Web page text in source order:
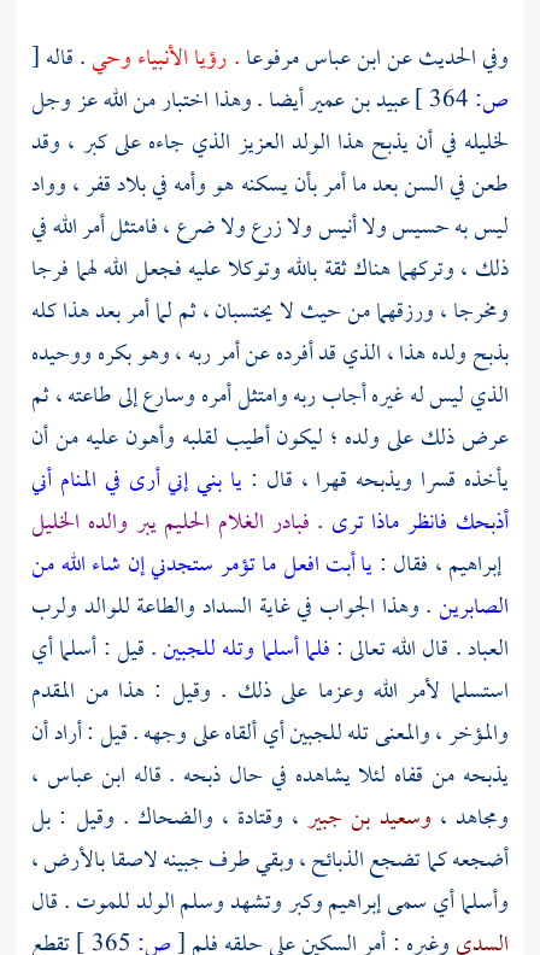
وفي الحديث عنابن عباسمرفوعا. رؤيا الأنبياء وحي. قاله[
ص:
عبيدبن عميرأيضا . وهذا اختبار من الله عز وجل
لخليله في أن يذبح هذا الولد العزيز الذي جاءه على كبر ، وقد
طعن في السن بعد ما أمر بأن يسكنه هو وأمه في بلاد قفر ، وواد
ليس به حسيس ولا أنيس ولا زرع ولا ضرع ، فامتثل أمر الله في
ذلك ، وتركهما هناك ثقة بالله وتوكلا عليه فجعل الله لهما فرجا
ومخرجا ، ورزقهما من حيث لا يحتسبان ، ثم لما أمر بعد هذا كله
بذبح ولده هذا ، الذي قد أفرده عن أمر ربه ، وهو بكره ووحيده
الذي ليس له غيره أجاب ربه وامتثل أمره وسارع إلى طاعته ، ثم
عرض ذلك على ولده ؛ ليكون أطيب لقلبه وأهون عليه من أن
يأخذه قسرا ويذبحه قهرا ، قال : يا بني إني أرى في المنام أني
أذبحك فانظر ماذا ترى . فبادر الغلام الحليم يبر والده الخليل
إبراهيم، فقال :يا أبت افعل ما تؤمر ستجدني إن شاء الله من
الصابرين. وهذا الجواب في غاية السداد والطاعة للوالد ولرب
العباد . قال الله تعالى :فلما أسلما وتله للجبين. قيل : أسلما أي
استسلما لأمر الله وعزما على ذلك . وقيل : هذا من المقدم
والمؤخر ، والمعنى تله للجبين أي ألقاه على وجهه . قيل : أراد أن
يذبحه من قفاه لئلا يشاهده في حال ذبحه . قاله ابن عباس ،
ومجاهد ، وسعيد بن جبير ، وقتادة ، والضحاك . وقيل : بل
أضجعه كما تضجع الذبائح ، وبقي طرف جبينه لاصقا بالأرض ،
وأسلما أي سمىإبراهيموكبر وتشهد وسلم الولد للموت . قال
السديوغيره : أمر السكين على حلقه فلم[ص:
تقطع